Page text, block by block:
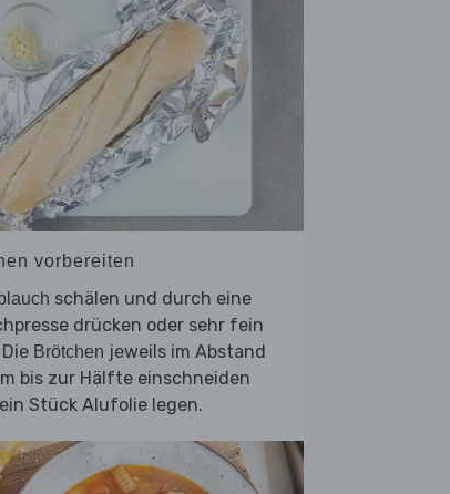
vorbereiten
schälen und durch eine
drücken oder sehr fein
Brötchen jeweils im Abstand
bis zur Hälfte einschneiden
Stück Alufolie legen.